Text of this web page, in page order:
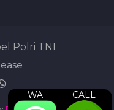
WA CALL
Polri TNI